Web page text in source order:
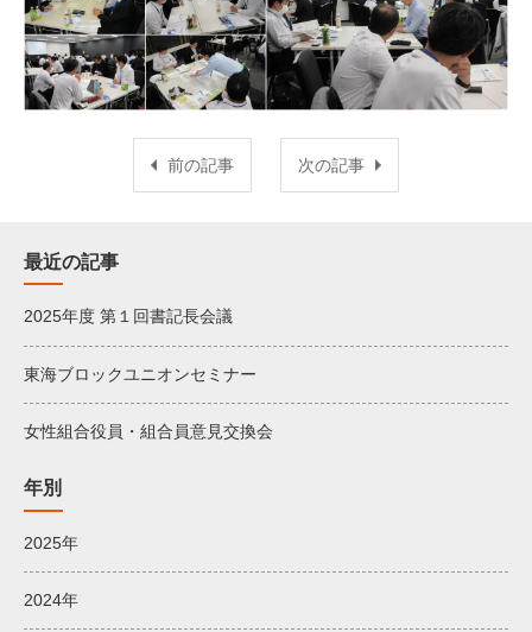
前の記事 次の記事
最近の記事
2025年度 第１回書記長会議
東海ブロックユニオンセミナー
女性組合役員・組合員意見交換会
年別
2025年
2024年